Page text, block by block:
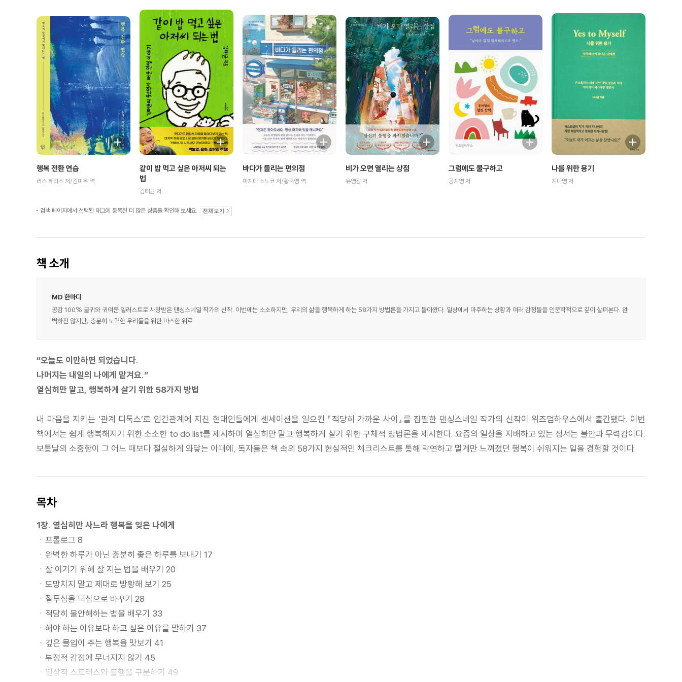
행복 전환 연습
러스 해리스 저/김미옥 역
같이 밥 먹고 싶은 아저씨 되는
법
김태균 저
바다가 들리는 편의점
마치다 소노코 저/황국영 역
비가 오면 열리는 상점
유영광 저
그럼에도 불구하고
공지영 저
나를 위한 용기
지나영 저
검색 페이지에서 선택된 태그에 등록된 더 많은 상품을 확인해 보세요. 전체보기
책 소개
MD 한마디
공감 100% 글귀와 귀여운 일러스트로 사랑받은 댄싱스네일 작가의 신작. 이번에는 소소하지만, 우리의 삶을 행복하게 하는 58가지 방법론을 가지고 돌아왔다. 일상에서 마주하는 상황과 여러 감정들을 인문학적으로 깊이 살펴본다. 완
벽하진 않지만, 충분히 노력한 우리들을 위한 따스한 위로.
“오늘도 이만하면 되었습니다.
나머지는 내일의 나에게 맡겨요.”
열심히만 말고, 행복하게 살기 위한 58가지 방법
내 마음을 지키는 ‘관계 디톡스’로 인간관계에 지친 현대인들에게 센세이션을 일으킨 『적당히 가까운 사이』를 집필한 댄싱스네일 작가의 신작이 위즈덤하우스에서 출간됐다. 이번
책에서는 쉽게 행복해지기 위한 소소한 to do list를 제시하며 열심히만 말고 행복하게 살기 위한 구체적 방법론을 제시한다. 요즘의 일상을 지배하고 있는 정서는 불안과 무력감이다.
보통날의 소중함이 그 어느 때보다 절실하게 와닿는 이때에, 독자들은 책 속의 58가지 현실적인 체크리스트를 통해 막연하고 멀게만 느껴졌던 행복이 쉬워지는 일을 경험할 것이다.
목차
1장. 열심히만 사느라 행복을 잊은 나에게
ㆍ프롤로그 8
ㆍ완벽한 하루가 아닌 충분히 좋은 하루를 보내기 17
ㆍ잘 이기기 위해 잘 지는 법을 배우기 20
ㆍ도망치지 말고 제대로 방황해 보기 25
ㆍ질투심을 덕심으로 바꾸기 28
ㆍ적당히 불안해하는 법을 배우기 33
ㆍ해야 하는 이유보다 하고 싶은 이유를 말하기 37
ㆍ깊은 몰입이 주는 행복을 맛보기 41
ㆍ부정적 감정에 무너지지 않기 45
ㆍ일상적 스트레스와 불행을 구분하기 49